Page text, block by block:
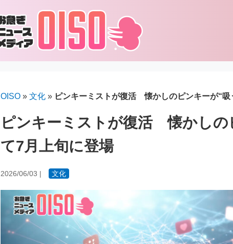
OISO » 文化 » ピンキーミストが復活 懐かしのピンキーが“吸
ピンキーミストが復活 懐かしの
て7月上旬に登場
2026/06/03 | 文化